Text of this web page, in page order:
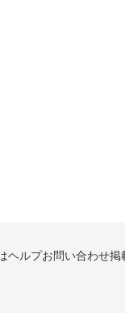
ヘルプお問い合わせ掲